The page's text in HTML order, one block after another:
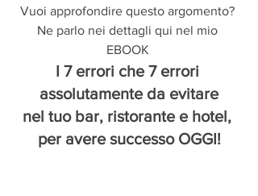
Vuoi approfondire questo argomento?
Ne parlo nei dettagli qui nel mio
EBOOK
I 7 errori che 7 errori
assolutamente da evitare
nel tuo bar, ristorante e hotel,
per avere successo OGGI!